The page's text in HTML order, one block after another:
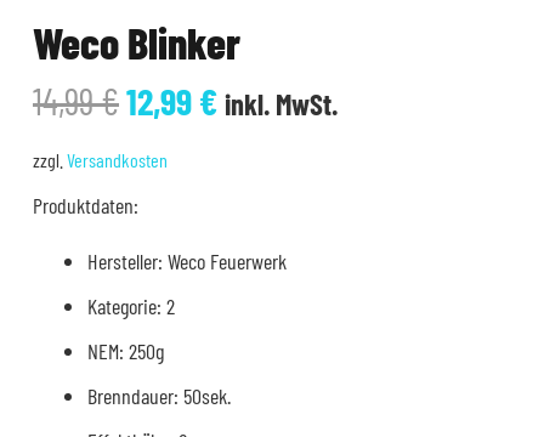
Weco Blinker
14,99€Ursprünglicher
Preis
war:
14,99 €
12,99€Aktueller
inkl. MwSt.
zzgl. Versandkosten
Produktdaten:
Hersteller: Weco Feuerwerk
Kategorie: 2
NEM: 250g
Brenndauer: 50sek.